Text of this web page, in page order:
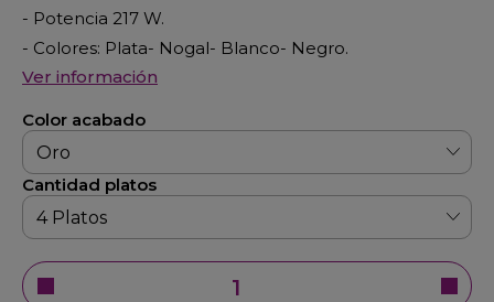
- Potencia 217 W.
- Colores: Plata- Nogal- Blanco- Negro.
Ver información
Color acabado
Cantidad platos